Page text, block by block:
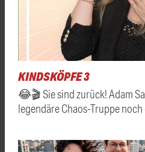
KINDSKÖPFE 3
😂🎬 Sie sind zurück! Adam
legendäre Chaos-Truppe